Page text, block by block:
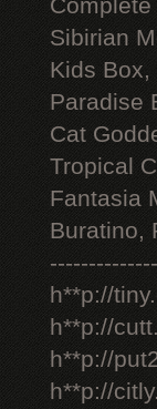
Sibirian
Kids
Paradise
Cat
Tropical
Fantasia
Buratino,
h**p://
h**p://
h**p://
h**p://